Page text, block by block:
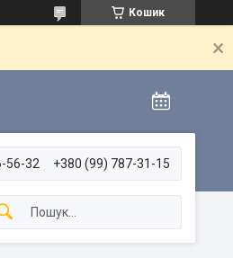
Кошик
56-32 +380 (99) 787-31-15